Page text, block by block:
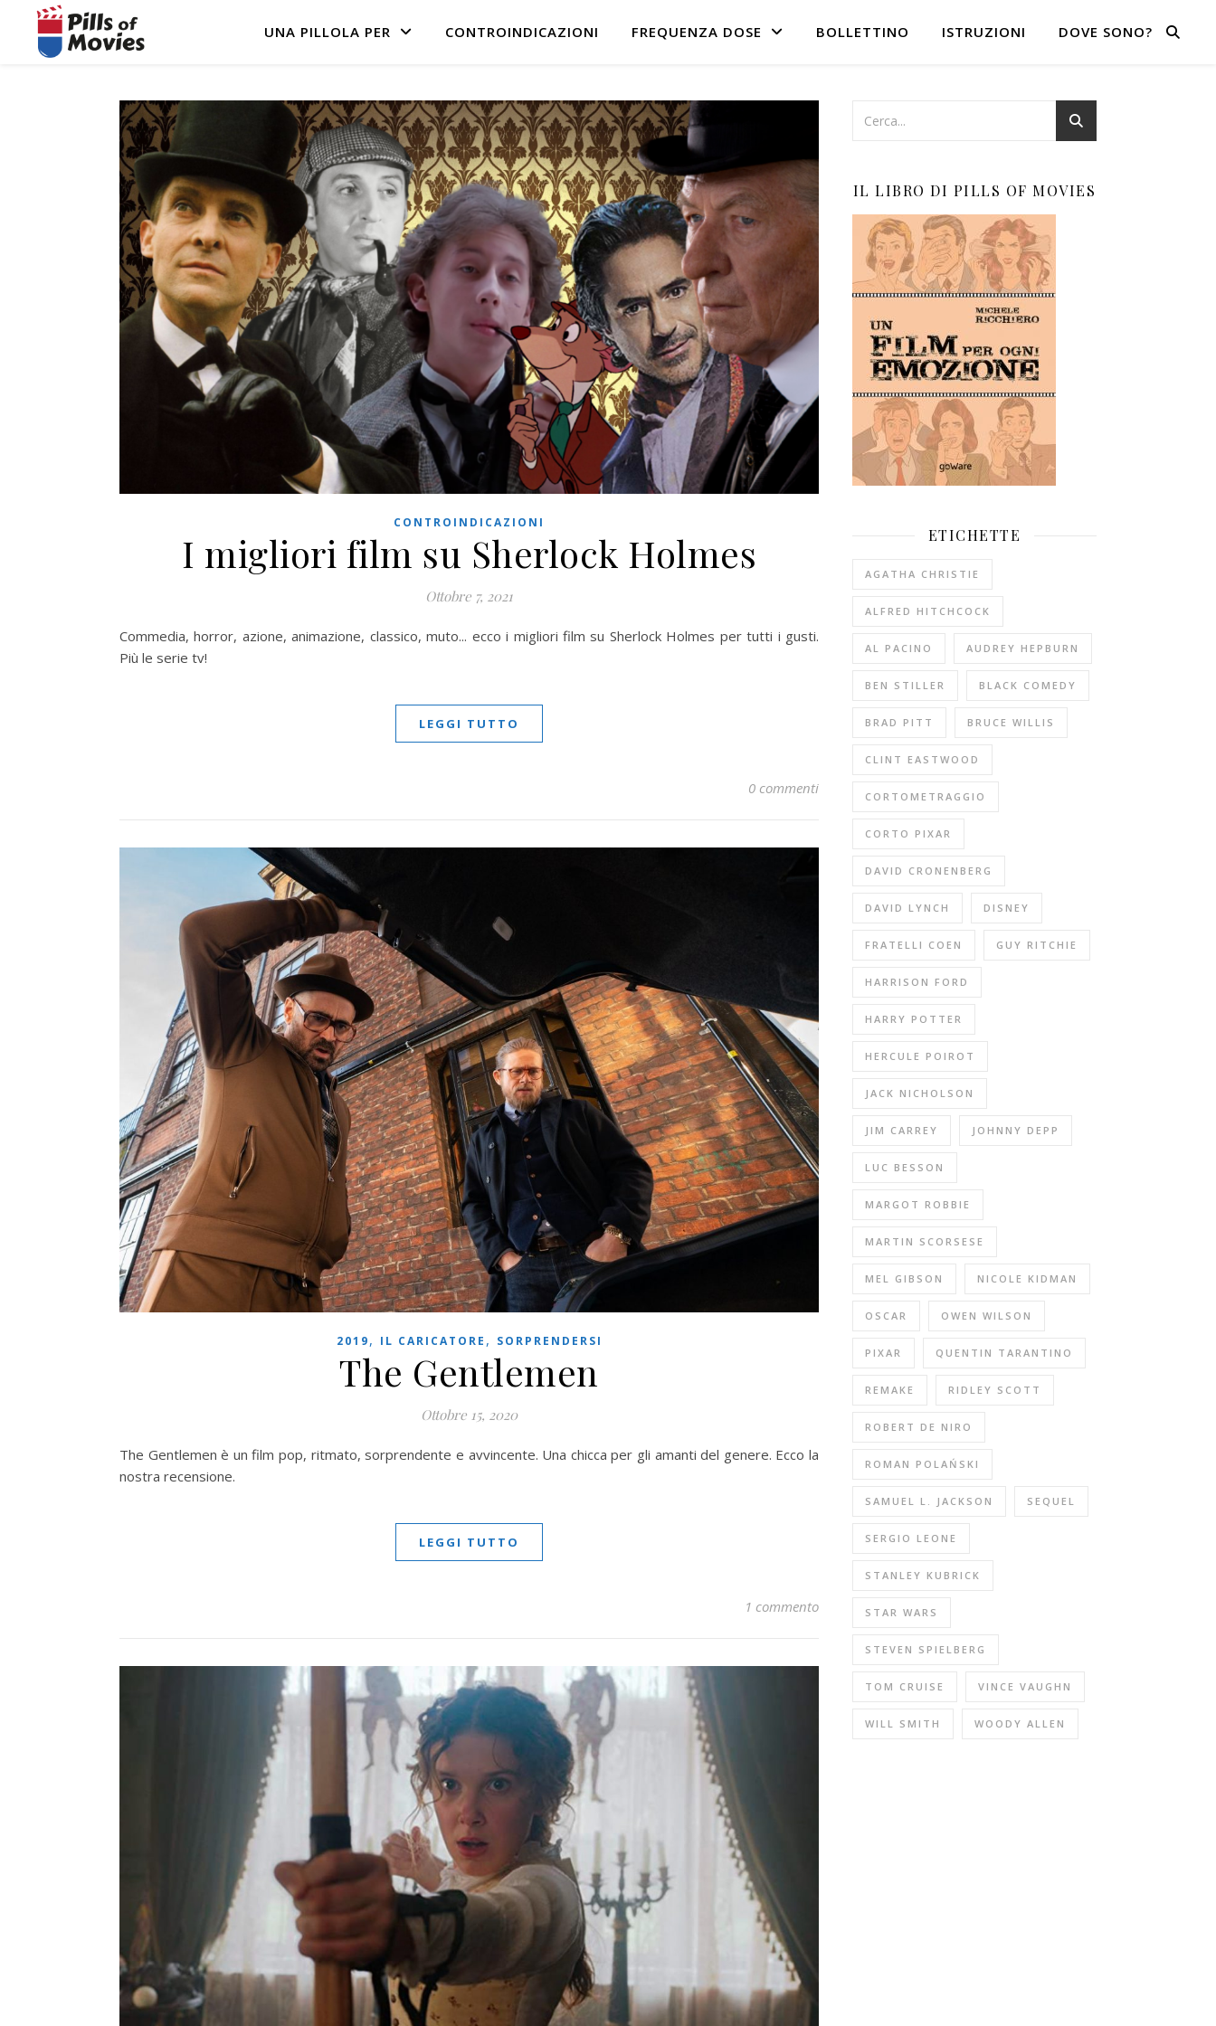
UNA PILLOLA PER CONTROINDICAZIONI FREQUENZA DOSE BOLLETTINO ISTRUZIONI DOVE SONO?
CONTROINDICAZIONI
I migliori film su Sherlock Holmes
Ottobre 7, 2021
Commedia, horror, azione, animazione, classico, muto... ecco i migliori film su Sherlock Holmes per tutti i gusti.
Più le serie tv!
LEGGI TUTTO
0 commenti
2019, IL CARICATORE , SORPRENDERSI
The Gentlemen
Ottobre 15, 2020
The Gentlemen è un film pop, ritmato, sorprendente e avvincente. Una chicca per gli amanti del genere. Ecco la
nostra recensione.
LEGGI TUTTO
1 commento
IL LIBRO DI PILLS OF MOVIES
ETICHETTE
AGATHA CHRISTIE
ALFRED HITCHCOCK
AL PACINO AUDREY HEPBURN
BEN STILLER BLACK COMEDY
BRAD PITT BRUCE WILLIS
CLINT EASTWOOD
CORTOMETRAGGIO
CORTO PIXAR
DAVID CRONENBERG
DAVID LYNCH DISNEY
FRATELLI COEN GUY RITCHIE
HARRISON FORD
HARRY POTTER
HERCULE POIROT
JACK NICHOLSON
JIM CARREY JOHNNY DEPP
LUC BESSON
MARGOT ROBBIE
MARTIN SCORSESE
MEL GIBSON NICOLE KIDMAN
OSCAR OWEN WILSON
PIXAR QUENTIN TARANTINO
REMAKE RIDLEY SCOTT
ROBERT DE NIRO
ROMAN POLAŃSKI
SAMUEL L. JACKSON SEQUEL
SERGIO LEONE
STANLEY KUBRICK
STAR WARS
STEVEN SPIELBERG
TOM CRUISE VINCE VAUGHN
WILL SMITH WOODY ALLEN